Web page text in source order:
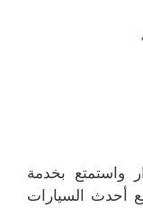
واستمتع بخدمة
أحدث السيارات